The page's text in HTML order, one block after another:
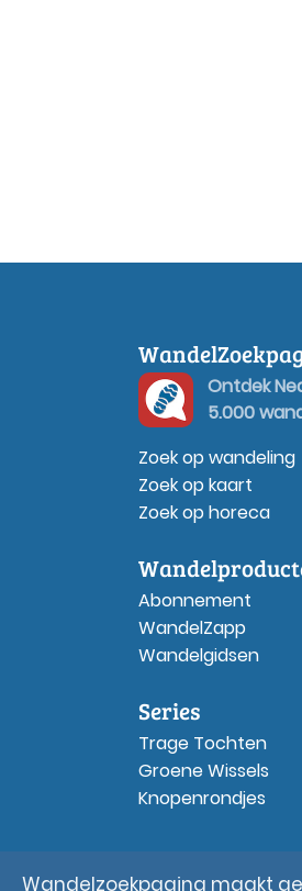
Ontdek
5.000
Zoek op wandeling
Zoek op kaart
Zoek op horeca
Abonnement
WandelZapp
Wandelgidsen
Series
Trage Tochten
Groene Wissels
Knopenrondjes
Wandelzoekpagina maakt